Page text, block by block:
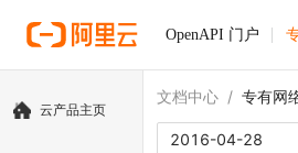
OpenAPI 门户
云产品主页
文档中心 / 专有网
2016-04-28